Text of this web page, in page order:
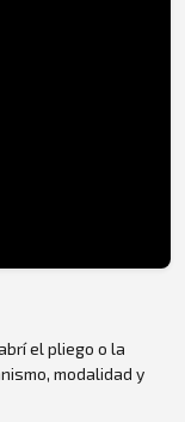
el pliego o la
modalidad y